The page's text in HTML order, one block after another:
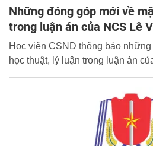
Những đóng góp mới về
trong luận án của NCS Lê
Học viện CSND thông báo
học thuật, lý luận trong luận án